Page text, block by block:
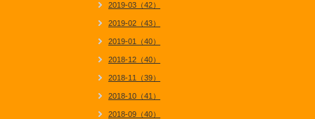
2019-03（42）
2019-02（43）
2019-01（40）
2018-12（40）
2018-11（39）
2018-10（41）
2018-09（40）